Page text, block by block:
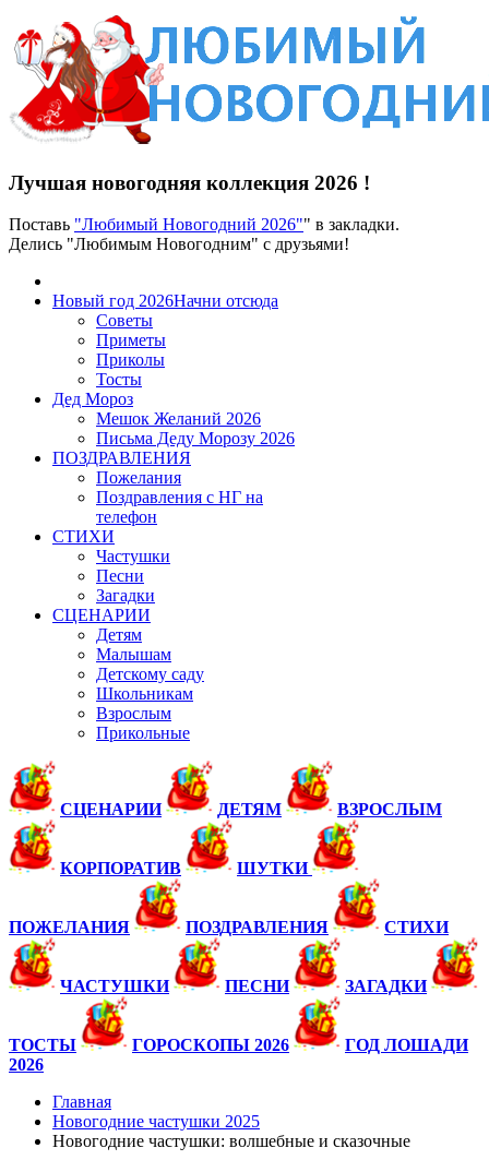
Лучшая новогодняя коллекция 2026 !
Поставь "Любимый Новогодний 2026"" в закладки.
Делись "Любимым Новогодним" с друзьями!
Новый год 2026Начни отсюда
Советы
Приметы
Приколы
Тосты
Дед Мороз
Мешок Желаний 2026
Письма Деду Морозу 2026
ПОЗДРАВЛЕНИЯ
Пожелания
Поздравления с НГ на
телефон
СТИХИ
Частушки
Песни
Загадки
СЦЕНАРИИ
Детям
Малышам
Детскому саду
Школьникам
Взрослым
Прикольные
СЦЕНАРИИ ДЕТЯМ ВЗРОСЛЫМ
КОРПОРАТИВ ШУТКИ
ПОЖЕЛАНИЯ ПОЗДРАВЛЕНИЯ СТИХИ
ЧАСТУШКИ ПЕСНИ ЗАГАДКИ
ТОСТЫ ГОРОСКОПЫ 2026
ГОД ЛОШАДИ
2026
Главная
Новогодние частушки 2025
Новогодние частушки: волшебные и сказочные